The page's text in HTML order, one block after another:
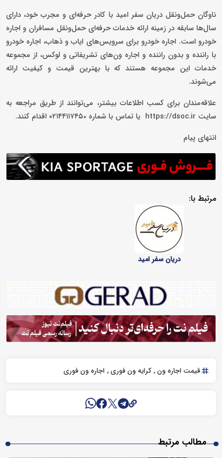
ناوگان حمل‌ونقل دریان سفر امید با کادر حرفه‌ای و مجرب خود، دارای
سال‌ها سابقه در زمینه ارائه خدمات حرفه‌ای حمل‌ونقل مسافران و اجاره
خودرو است. اجاره خودرو برای سرویس‌های ایاب‌ و ذهاب، اجاره خودرو
با راننده و بدون راننده و اجاره ون‌های تشریفاتی و لوکس، از مجموعه
خدمات این مجموعه هستند که با بهترین قیمت و کیفیت ارائه
می‌شوند.
علاقه‌مندان برای کسب اطلاعات بیشتر، می‌توانند از طریق مراجعه به
سایت https://dsoc.ir یا تماس با شماره ۰۲۱۴۴۱۱۷۴۵0 اقدام کنند.
انتهای پیام
مرتبط با:
دریان سفر امید
قیمت اجاره ون کرایه ون فوری اجاره ون فوری
مطالب مرتبط